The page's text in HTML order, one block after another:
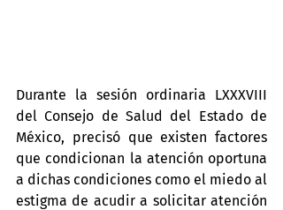
Durante la sesión ordinaria LXXXVIII
del Consejo de Salud del Estado de
México, precisó que existen factores
que condicionan la atención oportuna
a dichas condiciones como el miedo al
estigma de acudir a solicitar atención